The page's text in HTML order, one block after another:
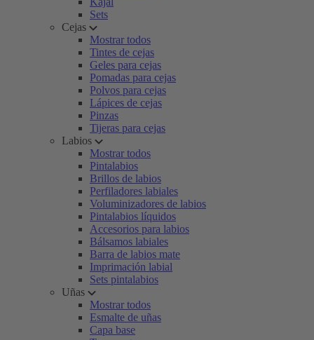
Sets
Cejas
Mostrar todos
Tintes de cejas
Geles para cejas
Pomadas para cejas
Polvos para cejas
Lápices de cejas
Pinzas
Tijeras para cejas
Labios
Mostrar todos
Pintalabios
Brillos de labios
Perfiladores labiales
Voluminizadores de labios
Pintalabios líquidos
Accesorios para labios
Bálsamos labiales
Barra de labios mate
Imprimación labial
Sets pintalabios
Uñas
Mostrar todos
Esmalte de uñas
Capa base